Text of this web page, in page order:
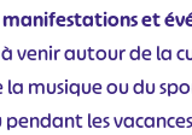
manifestations et
venir autour de la
musique ou du
les